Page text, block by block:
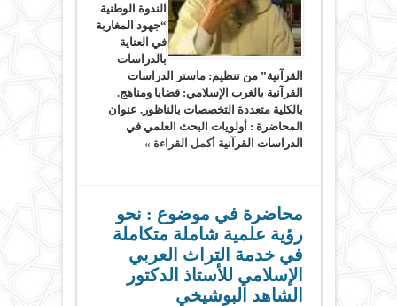
الندوة الوطنية
“جهود المغاربة
في العناية
بالدراسات
القرآنية” من تنظيم: ماستر الدراسات
القرآنية بالغرب الإسلامي: قضايا ومناهج.
بالكلية متعددة التخصصات بالناظور. عنوان
المحاضرة : أولويات البحث العلمي في
الدراسات القرآنية أكمل القراءة »
محاضرة في موضوع : ‫نحو
رؤية علمية شاملة متكاملة
في خدمة التراث العربي
الإسلامي‎ للأستاذ الدكتور
الشاهد البوشيخي